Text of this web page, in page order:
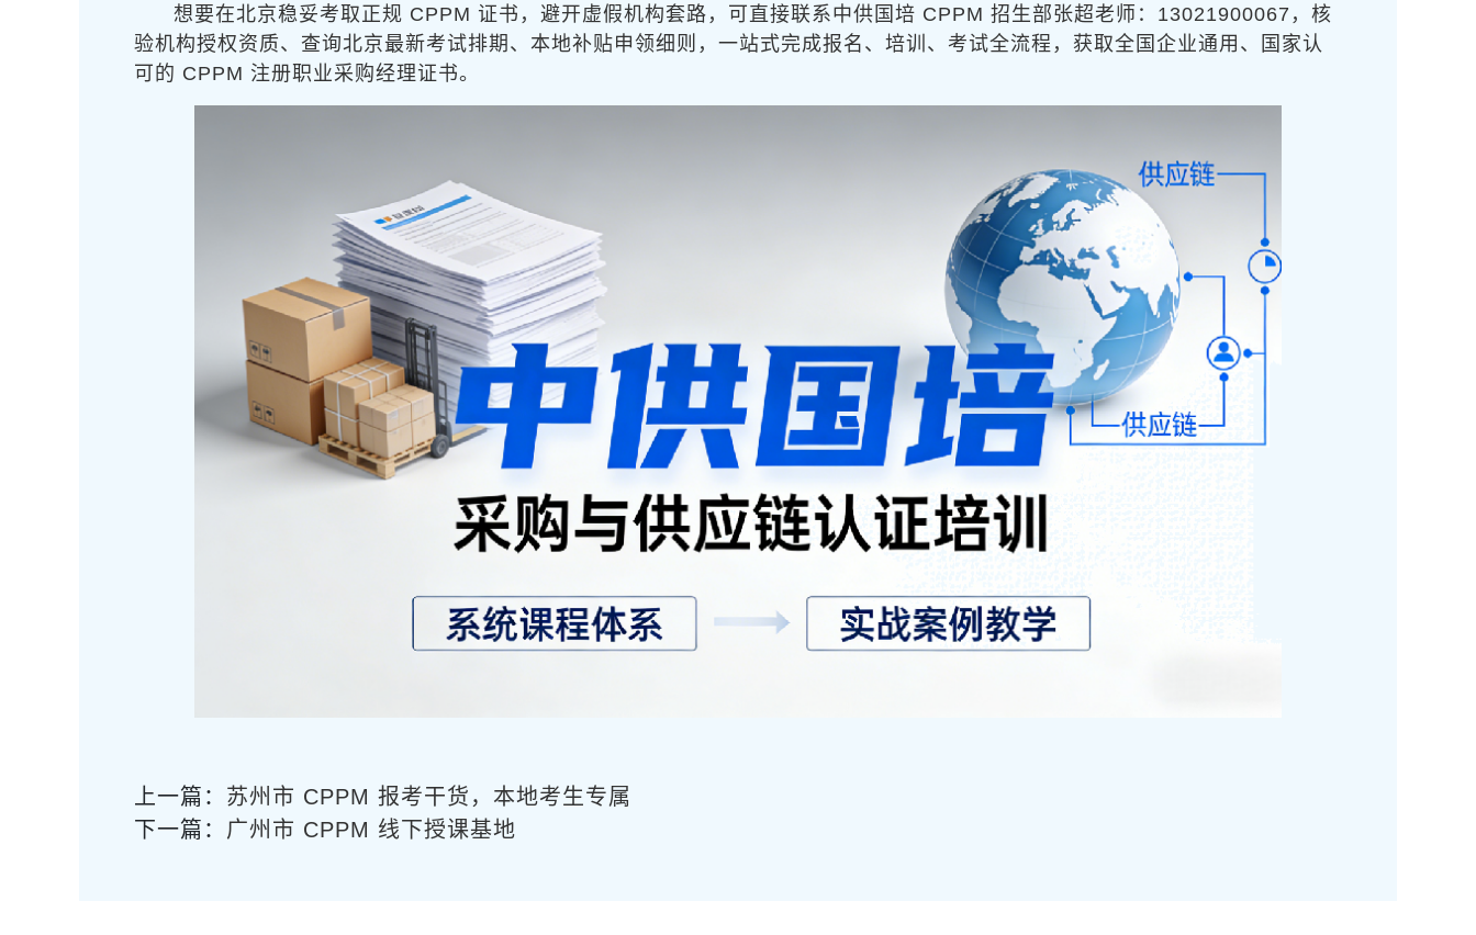
想要在北京稳妥考取正规 CPPM 证书，避开虚假机构套路，可直接联系中供国培 CPPM 招生部张超老师：13021900067，核
验机构授权资质、查询北京最新考试排期、本地补贴申领细则，一站式完成报名、培训、考试全流程，获取全国企业通用、国家认
可的 CPPM 注册职业采购经理证书。
上一篇： 苏州市 CPPM 报考干货，本地考生专属
下一篇： 广州市 CPPM 线下授课基地